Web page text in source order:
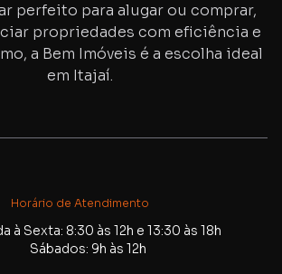
perfeito para alugar ou comprar,
propriedades com eficiência e
a Bem Imóveis é a escolha ideal
em Itajaí.
Horário de Atendimento
à Sexta: 8:30 às 12h e 13:30 às 18h
Sábados: 9h às 12h